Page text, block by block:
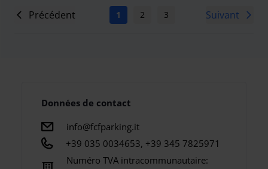
Précédent 1 2 3 5 6
Suivant
Données de contact
info@fcfparking.it
+39 035 0034653, +39 345 7825971
Numéro TVA intracommunautaire: